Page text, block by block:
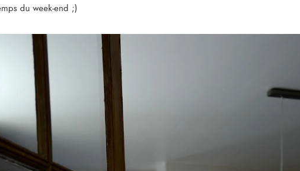
du week-end ;)